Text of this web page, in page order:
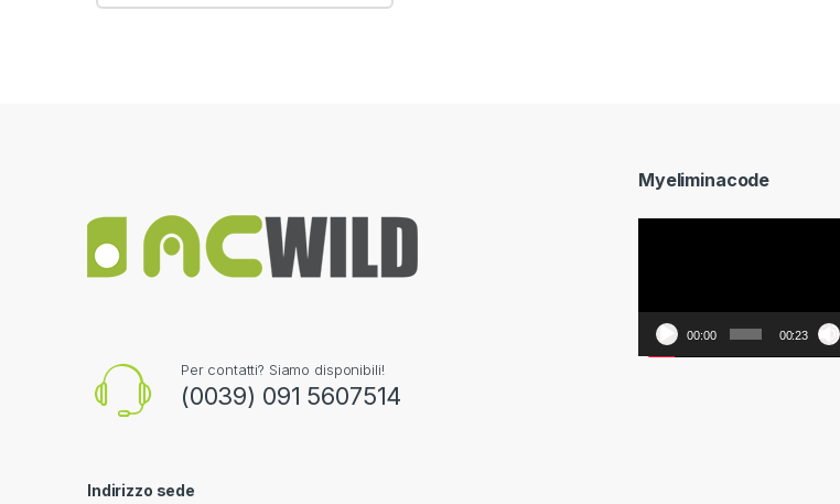
Per contatti? Siamo disponibili!
(0039) 091 5607514
Indirizzo sede
Myeliminacode
00:00 00:23